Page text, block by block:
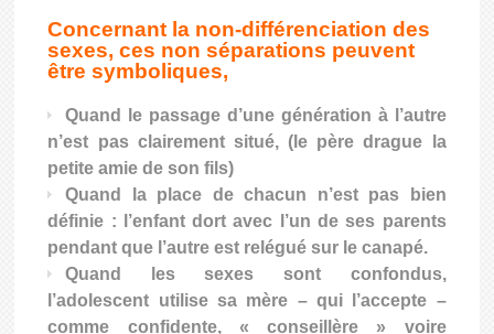
Concernant la non-différenciation des
sexes, ces non séparations peuvent
être symboliques,
Quand le passage d’une génération à l’autre
n’est pas clairement situé, (le père drague la
petite amie de son fils)
Quand la place de chacun n’est pas bien
définie : l’enfant dort avec l’un de ses parents
pendant que l’autre est relégué sur le canapé.
Quand les sexes sont confondus,
l’adolescent utilise sa mère – qui l’accepte –
comme confidente, « conseillère » voire